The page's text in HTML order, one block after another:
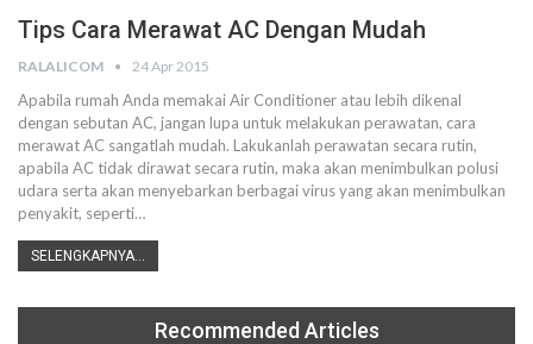
Tips Cara Merawat AC Dengan Mudah
RALALICOM 24 Apr 2015
Apabila rumah Anda memakai Air Conditioner atau lebih dikenal
dengan sebutan AC, jangan lupa untuk melakukan perawatan, cara
merawat AC sangatlah mudah. Lakukanlah perawatan secara rutin,
apabila AC tidak dirawat secara rutin, maka akan menimbulkan polusi
udara serta akan menyebarkan berbagai virus yang akan menimbulkan
penyakit, seperti…
SELENGKAPNYA...
Recommended Articles